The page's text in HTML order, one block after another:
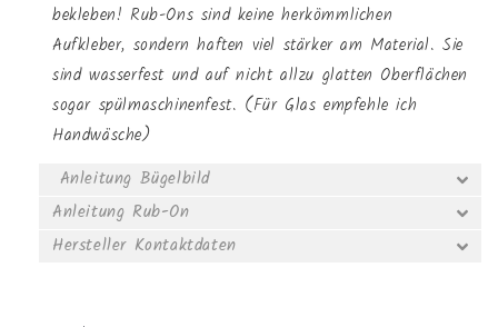
bekleben! Rub-Ons sind keine herkömmlichen
Aufkleber, sondern haften viel stärker am Material. Sie
sind wasserfest und auf nicht allzu glatten Oberflächen
sogar spülmaschinenfest. (Für Glas empfehle ich
Handwäsche)
Anleitung Bügelbild
Anleitung Rub-On
Hersteller Kontaktdaten